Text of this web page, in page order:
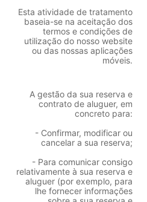
Esta atividade de tratamento
baseia-se na aceitação dos
termos e condições de
utilização do nosso website
ou das nossas aplicações
móveis.
A gestão da sua reserva e
contrato de aluguer, em
concreto para:
- Confirmar, modificar ou
cancelar a sua reserva;
- Para comunicar consigo
relativamente à sua reserva e
aluguer (por exemplo, para
lhe fornecer informações